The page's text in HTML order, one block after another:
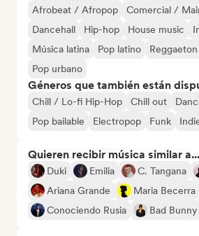
Afrobeat / Afropop
Comercial /
Dancehall
Hip-hop House music
Música latina
Pop latino Reggaeton
Pop urbano
Géneros que también están
Chill / Lo-fi Hip-Hop Chill out
Pop bailable
Electropop Funk
Quieren recibir música similar a...
Duki Emilia C. Tangana
Ariana Grande
Maria Becerra
Conociendo Rusia
Bad Bunny